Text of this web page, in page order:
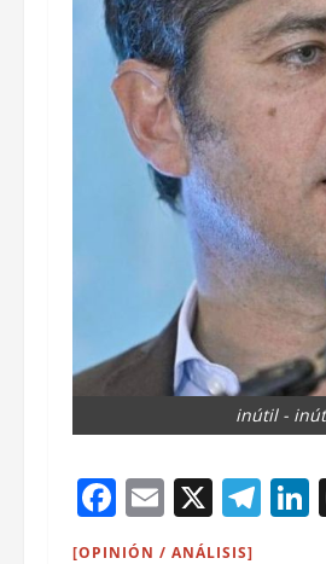
inútil -
Facebook
Email
X
[OPINIÓN / ANÁLISIS]